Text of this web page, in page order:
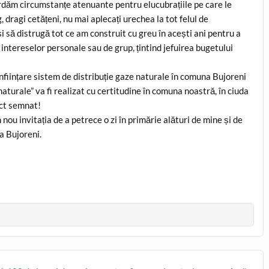
circumstanțe atenuante pentru elucubrațiile pe care le
dragi cetățeni, nu mai aplecați urechea la tot felul de
să distrugă tot ce am construit cu greu în acești ani pentru a
personale sau de grup, țintind jefuirea bugetului
sistem de distribuție gaze naturale în comuna Bujoreni
va fi realizat cu certitudine în comuna noastră, în ciuda
semnat!
invitația de a petrece o zi în primărie alături de mine și de
Bujoreni.